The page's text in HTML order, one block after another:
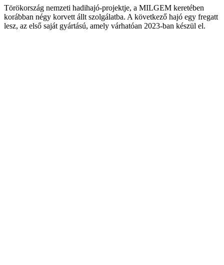
Törökország nemzeti hadihajó-projektje, a MILGEM keretében
korábban négy korvett állt szolgálatba. A következő hajó egy fregatt
lesz, az első saját gyártású, amely várhatóan 2023-ban készül el.